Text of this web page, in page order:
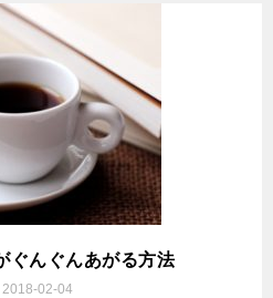
ぐんぐんあがる方法
2018-02-04